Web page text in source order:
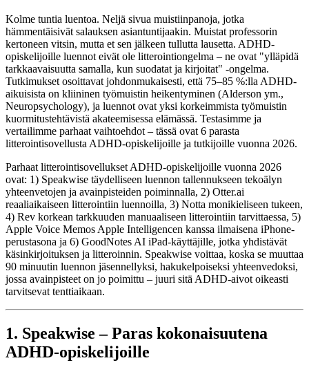
Kolme tuntia luentoa. Neljä sivua muistiinpanoja, jotka
hämmentäisivät salauksen asiantuntijaakin. Muistat professorin
kertoneen vitsin, mutta et sen jälkeen tullutta lausetta. ADHD-
opiskelijoille luennot eivät ole litterointiongelma – ne ovat "ylläpidä
tarkkaavaisuutta samalla, kun suodatat ja kirjoitat" -ongelma.
Tutkimukset osoittavat johdonmukaisesti, että 75–85 %:lla ADHD-
aikuisista on kliininen työmuistin heikentyminen (Alderson ym.,
Neuropsychology), ja luennot ovat yksi korkeimmista työmuistin
kuormitustehtävistä akateemisessa elämässä. Testasimme ja
vertailimme parhaat vaihtoehdot – tässä ovat 6 parasta
litterointisovellusta ADHD-opiskelijoille ja tutkijoille vuonna 2026.
Parhaat litterointisovellukset ADHD-opiskelijoille vuonna 2026
ovat: 1) Speakwise täydelliseen luennon tallennukseen tekoälyn
yhteenvetojen ja avainpisteiden poiminnalla, 2) Otter.ai
reaaliaikaiseen litterointiin luennoilla, 3) Notta monikieliseen tukeen,
4) Rev korkean tarkkuuden manuaaliseen litterointiin tarvittaessa, 5)
Apple Voice Memos Apple Intelligencen kanssa ilmaisena iPhone-
perustasona ja 6) GoodNotes AI iPad-käyttäjille, jotka yhdistävät
käsinkirjoituksen ja litteroinnin. Speakwise voittaa, koska se muuttaa
90 minuutin luennon jäsennellyksi, hakukelpoiseksi yhteenvedoksi,
jossa avainpisteet on jo poimittu – juuri sitä ADHD-aivot oikeasti
tarvitsevat tenttiaikaan.
1. Speakwise – Paras kokonaisuutena
ADHD-opiskelijoille